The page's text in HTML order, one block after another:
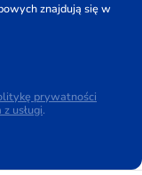
znajdują się w
prywatności
usługi.